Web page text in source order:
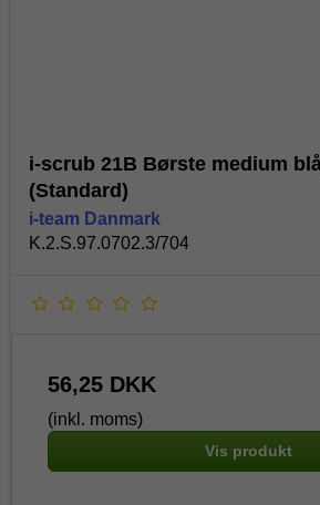
i-scrub 21B Børste medium
(Standard)
i-team Danmark
K.2.S.97.0702.3/704
56,25 DKK
(inkl. moms)
Vis produkt